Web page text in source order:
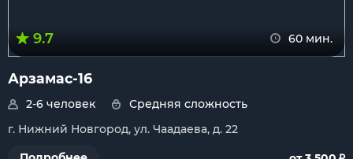
9.7 60 мин.
Арзамас-16
2-6 человек
Средняя сложность
г. Нижний Новгород, ул. Чаадаева, д. 22